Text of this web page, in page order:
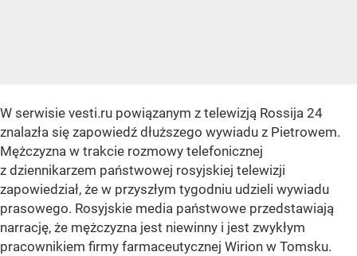
W serwisie vesti.ru powiązanym z telewizją Rossija 24
znalazła się zapowiedź dłuższego wywiadu z Pietrowem.
Mężczyzna w trakcie rozmowy telefonicznej
z dziennikarzem państwowej rosyjskiej telewizji
zapowiedział, że w przyszłym tygodniu udzieli wywiadu
prasowego. Rosyjskie media państwowe przedstawiają
narrację, że mężczyzna jest niewinny i jest zwykłym
pracownikiem firmy farmaceutycznej Wirion w Tomsku.